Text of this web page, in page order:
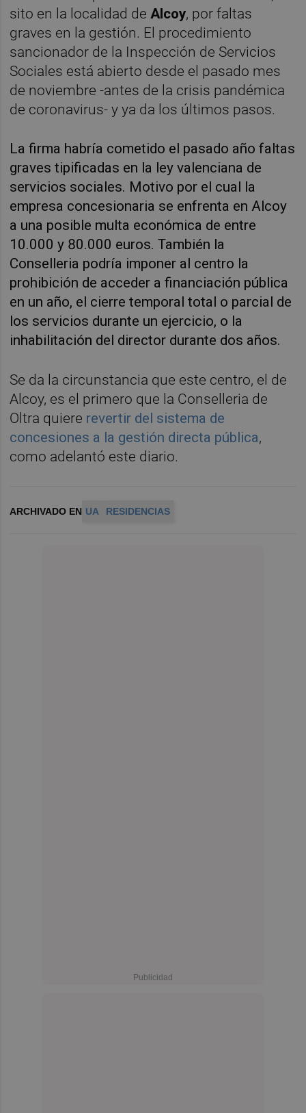
sito en la localidad deAlcoy, por faltas
graves en la gestión. El procedimiento
sancionador de la Inspección de Servicios
Sociales está abierto desde el pasado mes
de noviembre -antes de la crisis pandémica
de coronavirus- y ya da los últimos pasos.
La firma habría cometido el pasado año faltas
graves tipificadas en la ley valenciana de
servicios sociales. Motivo por el cual la
empresa concesionaria se enfrenta en Alcoy
a una posible multa económica de entre
10.000 y 80.000 euros. También la
Conselleria podría imponer al centro la
prohibición de acceder a financiación pública
en un año, el cierre temporal total o parcial de
los servicios durante un ejercicio, o la
inhabilitación del director durante dos años.
Se da la circunstancia que este centro, el de
Alcoy, es el primero que la Conselleria de
Oltra quiere revertir del sistema de
concesiones a la gestión directa pública,
como adelantó este diario.
ARCHIVADO EN UA RESIDENCIAS